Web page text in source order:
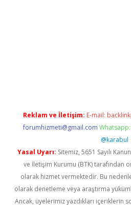
Reklam ve İletişim: E-mail:
forumhizmeti@gmail.com
@karabul
Yasal Uyarı: Sitemiz, 5651 Sayılı
ve İletişim Kurumu (BTK) tarafından
olarak hizmet vermektedir. Bu
olarak denetleme veya araştırma
Ancak, üyelerimiz yazdıkları içeriklerin